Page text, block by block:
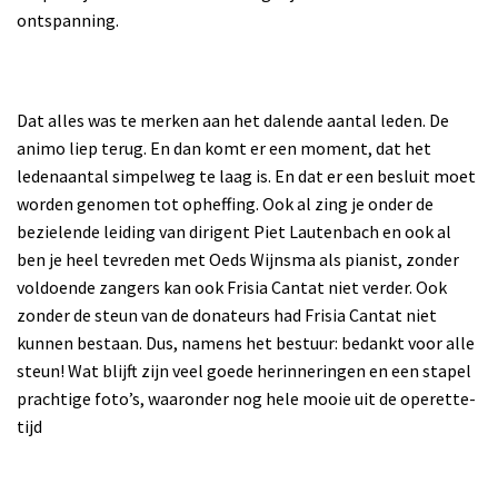
ontspanning.
Dat alles was te merken aan het dalende aantal leden. De
animo liep terug. En dan komt er een moment, dat het
ledenaantal simpelweg te laag is. En dat er een besluit moet
worden genomen tot opheffing. Ook al zing je onder de
bezielende leiding van dirigent Piet Lautenbach en ook al
ben je heel tevreden met Oeds Wijnsma als pianist, zonder
voldoende zangers kan ook Frisia Cantat niet verder. Ook
zonder de steun van de donateurs had Frisia Cantat niet
kunnen bestaan. Dus, namens het bestuur: bedankt voor alle
steun! Wat blijft zijn veel goede herinneringen en een stapel
prachtige foto’s, waaronder nog hele mooie uit de operette-
tijd